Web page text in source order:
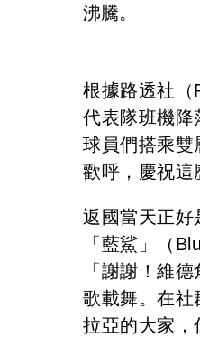
沸騰。
根據路透社（
代表隊班機降
球員們搭乘雙
歡呼，慶祝這
返國當天正好
「藍鯊」（
「謝謝！維
歌載舞。在社
拉亞的大家，